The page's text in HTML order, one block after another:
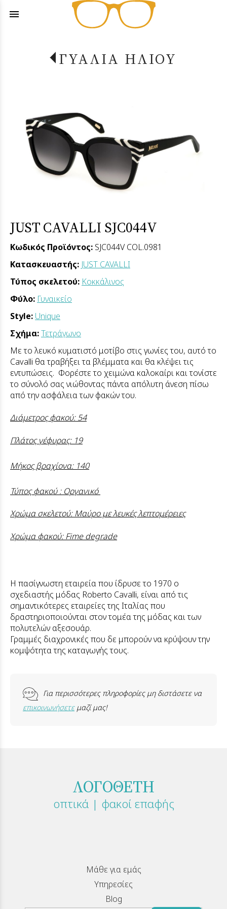
menu
ΓΥΑΛΙΑ ΗΛΙΟΥ
JUST CAVALLI SJC044V
Κωδικός Προϊόντος: SJC044V COL.0981
Κατασκευαστής: JUST CAVALLI
Τύπος σκελετού: Κοκκάλινος
Φύλο: Γυναικείο
Style: Unique
Σχήμα:Τετράγωνο
Με το λευκό κυματιστό μοτίβο στις γωνίες του, αυτό το
Cavalli θα τραβήξει τα βλέμματα και θα κλέψει τις
εντυπώσεις. Φορέστε το χειμώνα καλοκαίρι και τονίστε
το σύνολό σας νιώθοντας πάντα απόλυτη άνεση πίσω
από την ασφάλεια των φακών του.
Διάμετρος φακού: 54
Πλάτος γέφυρας: 19
Μήκος βραχίονα: 140
Τύπος φακού : Οργανικό
Χρώμα σκελετού: Μαύρο με λευκές λεπτομέρειες
Χρώμα φακού: Fime degrade
Η πασίγνωστη εταιρεία που ίδρυσε το 1970 ο
σχεδιαστής μόδας Roberto Cavalli, είναι από τις
σημαντικότερες εταιρείες της Ιταλίας που
δραστηριοποιούνται στον τομέα της μόδας και των
πολυτελών αξεσουάρ.
Γραμμές διαχρονικές που δε μπορούν να κρύψουν την
κομψότητα της καταγωγής τους.
Για περισσότερες πληροφορίες μη διστάσετε να
επικοινωνήσετεμαζί μας!
ΛΟΓΟΘΕΤΗ
οπτικά | φακοί επαφής
Μάθε για εμάς
Υπηρεσίες
Blog